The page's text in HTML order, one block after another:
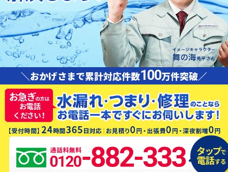
＼おかげさまで累計対応件数100万件突破／